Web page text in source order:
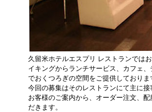
久留米ホテルエスプリ レストランでは
イキングからランチサービス、カフェ、
でおくつろぎの空間をご提供しておりま
今回の募集はそのレストランにて主に接
お客様のご案内から、オーダー注文、
だきます。